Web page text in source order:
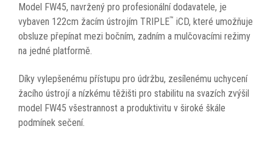
Model FW45, navržený pro profesionální dodavatele, je
vybaven 122cm žacím ústrojím TRIPLE™ iCD, které umožňuje
obsluze přepínat mezi bočním, zadním a mulčovacími režimy
na jedné platformě.
Díky vylepšenému přístupu pro údržbu, zesílenému uchycení
žacího ústrojí a nízkému těžišti pro stabilitu na svazích zvýšil
model FW45 všestrannost a produktivitu v široké škále
podmínek sečení.